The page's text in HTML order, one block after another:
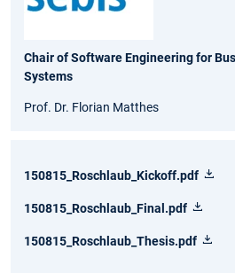
Chair of Software Engineering for
Systems
Prof. Dr. Florian Matthes
150815_Roschlaub_Kickoff.pdf
150815_Roschlaub_Final.pdf
150815_Roschlaub_Thesis.pdf